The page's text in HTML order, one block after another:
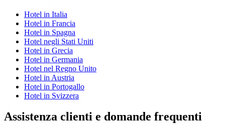
Hotel in Italia
Hotel in Francia
Hotel in Spagna
Hotel negli Stati Uniti
Hotel in Grecia
Hotel in Germania
Hotel nel Regno Unito
Hotel in Austria
Hotel in Portogallo
Hotel in Svizzera
Assistenza clienti e domande frequenti